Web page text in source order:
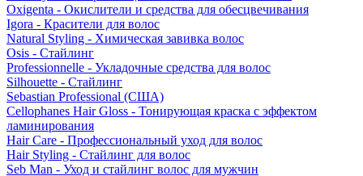
Oxigenta - Окислители и средства для обесцвечивания
Igora - Красители для волос
Natural Styling - Химическая завивка волос
Osis - Стайлинг
Professionnelle - Укладочные средства для волос
Silhouette - Стайлинг
Sebastian Professional (США)
Cellophanes Hair Gloss - Тонирующая краска с эффектом
ламинирования
Hair Care - Профессиональный уход для волос
Hair Styling - Стайлинг для волос
Seb Man - Уход и стайлинг волос для мужчин